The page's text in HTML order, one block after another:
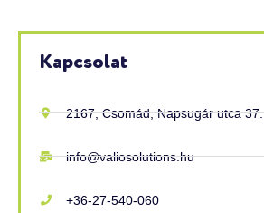
Kapcsolat
2167, Csomád, Napsugár utca 37.
info@valiosolutions.hu
+36-27-540-060